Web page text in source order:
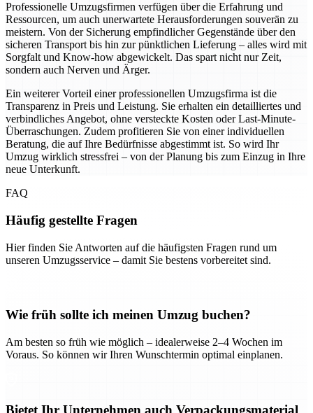
Professionelle Umzugsfirmen verfügen über die Erfahrung und
Ressourcen, um auch unerwartete Herausforderungen souverän zu
meistern. Von der Sicherung empfindlicher Gegenstände über den
sicheren Transport bis hin zur pünktlichen Lieferung – alles wird mit
Sorgfalt und Know-how abgewickelt. Das spart nicht nur Zeit,
sondern auch Nerven und Ärger.
Ein weiterer Vorteil einer professionellen Umzugsfirma ist die
Transparenz in Preis und Leistung. Sie erhalten ein detailliertes und
verbindliches Angebot, ohne versteckte Kosten oder Last-Minute-
Überraschungen. Zudem profitieren Sie von einer individuellen
Beratung, die auf Ihre Bedürfnisse abgestimmt ist. So wird Ihr
Umzug wirklich stressfrei – von der Planung bis zum Einzug in Ihre
neue Unterkunft.
FAQ
Häufig gestellte Fragen
Hier finden Sie Antworten auf die häufigsten Fragen rund um
unseren Umzugsservice – damit Sie bestens vorbereitet sind.
Wie früh sollte ich meinen Umzug buchen?
Am besten so früh wie möglich – idealerweise 2–4 Wochen im
Voraus. So können wir Ihren Wunschtermin optimal einplanen.
Bietet Ihr Unternehmen auch Verpackungsmaterial